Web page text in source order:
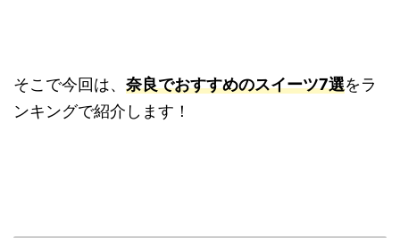
そこで今回は、 奈良でおすすめのスイーツ7選をラ
ンキングで紹介します！